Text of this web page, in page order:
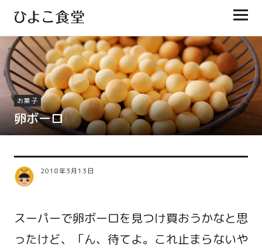
ひよこ食堂
お菓子
卵ボーロ
2018年3月13日
スーパーで卵ボーロを見つけ買おうかなと思
ったけど、「ん、待てよ。これ止まらないや